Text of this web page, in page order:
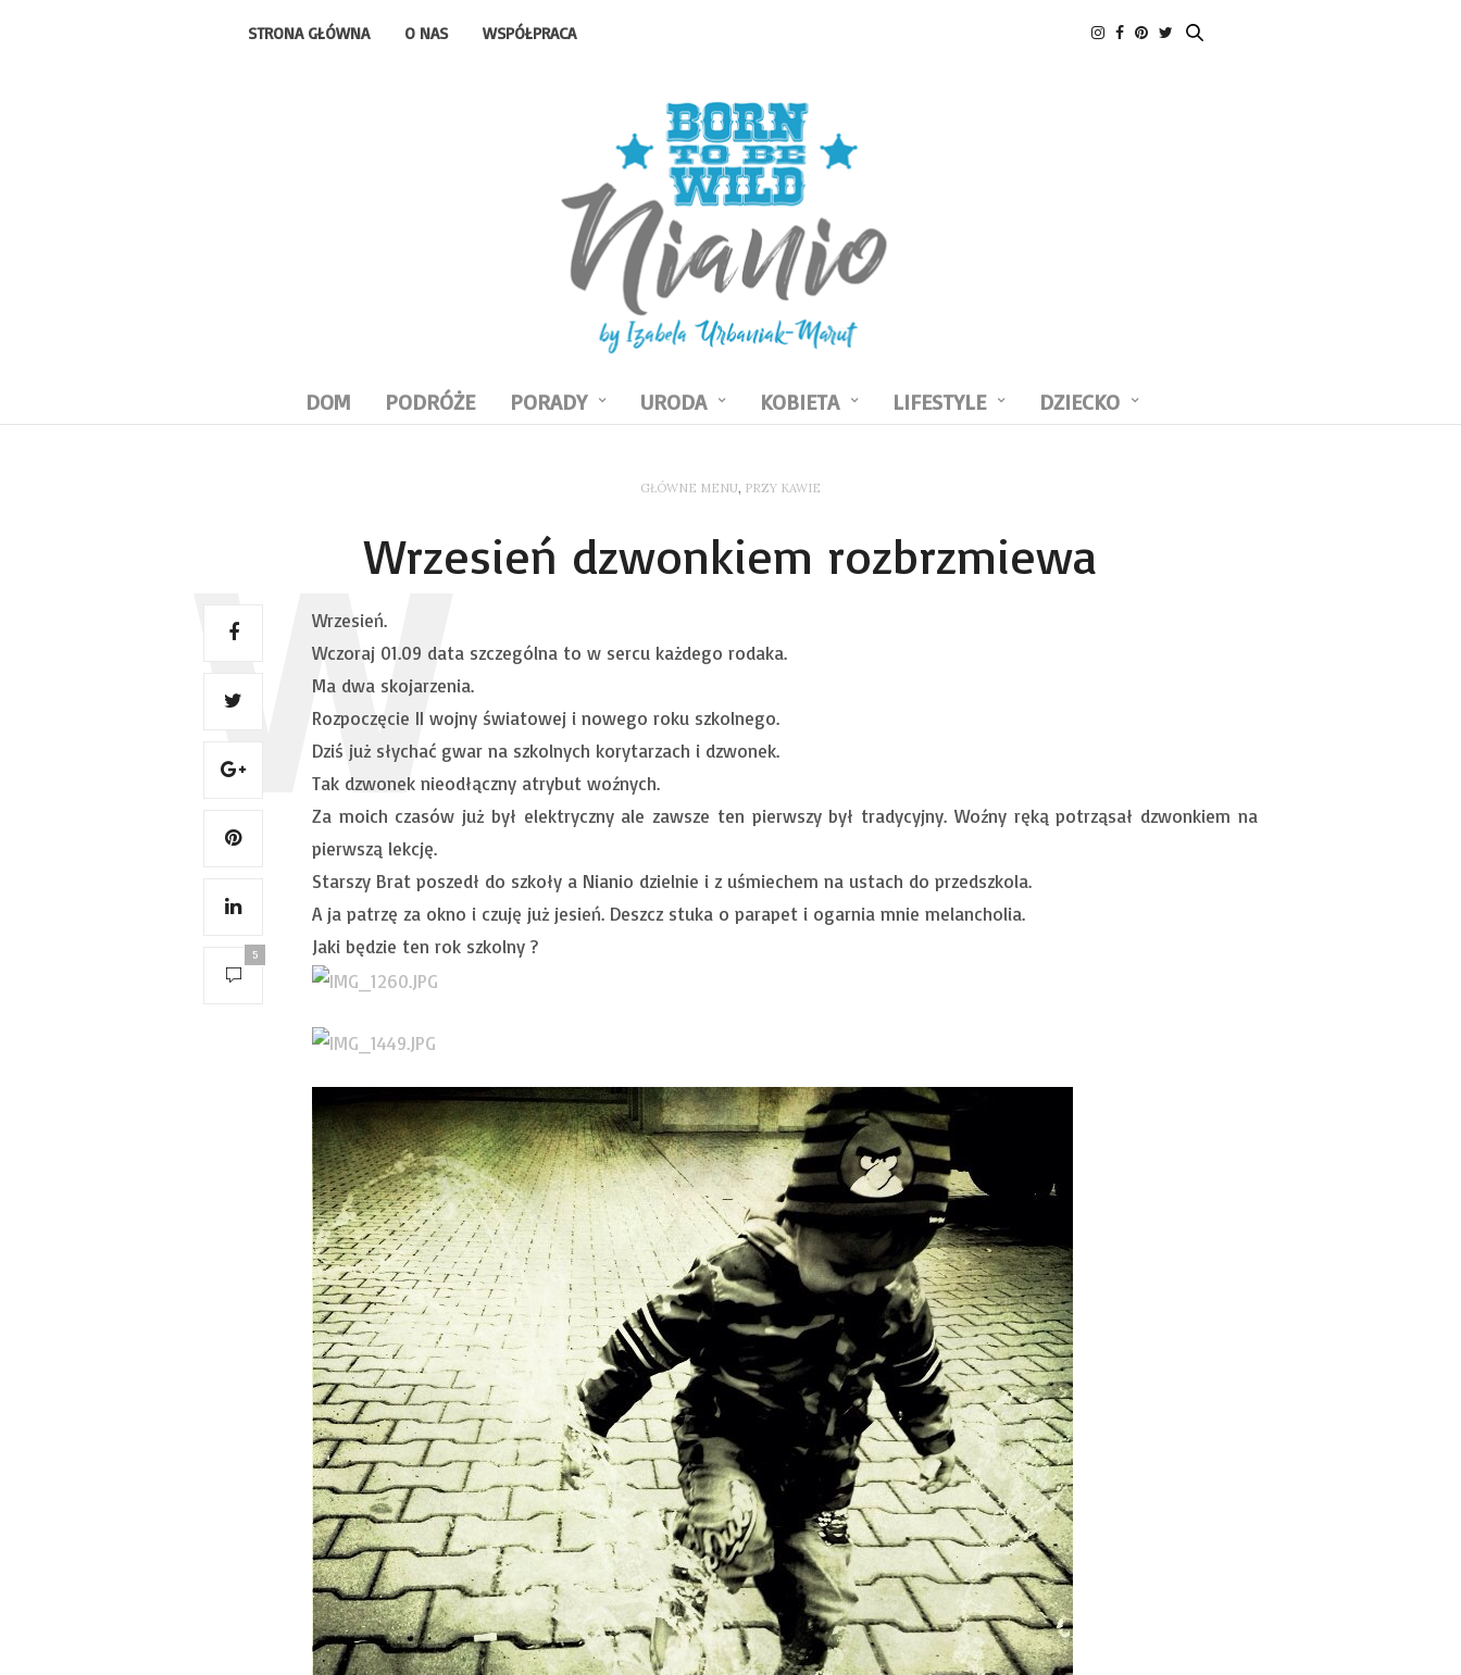
STRONA GŁÓWNA O NAS WSPÓŁPRACA
DOM PODRÓŻE PORADY URODA KOBIETA LIFESTYLE DZIECKO
GŁÓWNE MENU, PRZY KAWIE
Wrzesień dzwonkiem rozbrzmiewa
5
Wrzesień.
Wczoraj 01.09 data szczególna to w sercu każdego rodaka.
Ma dwa skojarzenia.
Rozpoczęcie II wojny światowej i nowego roku szkolnego.
Dziś już słychać gwar na szkolnych korytarzach i dzwonek.
Tak dzwonek nieodłączny atrybut woźnych.
Za moich czasów już był elektryczny ale zawsze ten pierwszy był tradycyjny. Woźny ręką potrząsał dzwonkiem na
pierwszą lekcję.
Starszy Brat poszedł do szkoły a Nianio dzielnie i z uśmiechem na ustach do przedszkola.
A ja patrzę za okno i czuję już jesień. Deszcz stuka o parapet i ogarnia mnie melancholia.
Jaki będzie ten rok szkolny ?